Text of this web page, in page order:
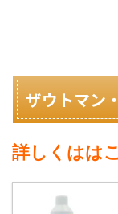
ザウトマン
詳しくはは